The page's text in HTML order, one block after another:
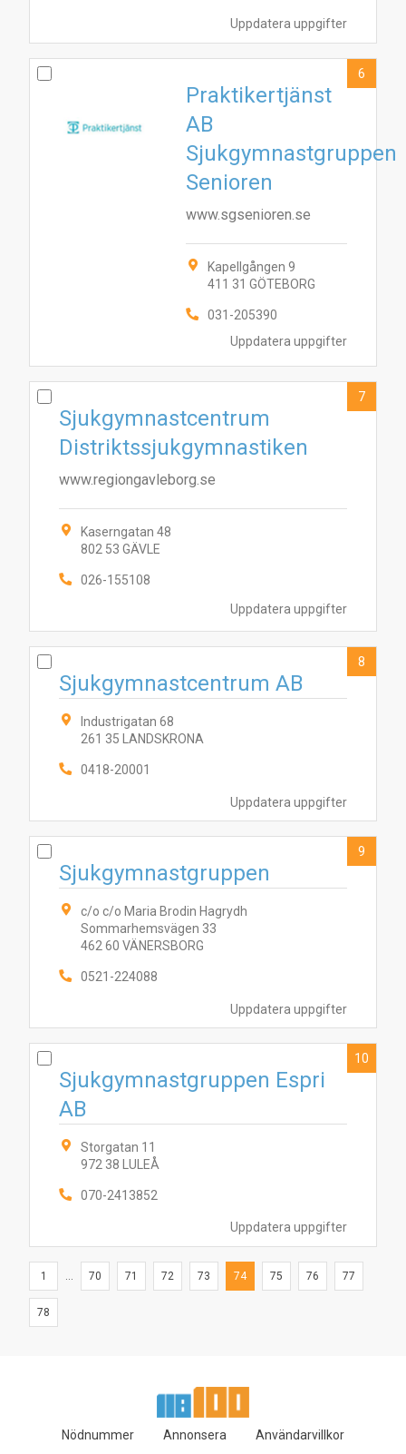
Uppdatera uppgifter
Uppdatera uppgifter
Praktikertjänst
AB
Sjukgymnastgruppen
Senioren
www.sgsenioren.se
Kapellgången 9
411 31 GÖTEBORG
031-205390
6
Uppdatera uppgifter
Sjukgymnastcentrum
Distriktssjukgymnastiken
www.regiongavleborg.se
Kaserngatan 48
802 53 GÄVLE
026-155108
7
Uppdatera uppgifter
Sjukgymnastcentrum AB
Industrigatan 68
261 35 LANDSKRONA
0418-20001
8
Uppdatera uppgifter
Sjukgymnastgruppen
c/o c/o Maria Brodin Hagrydh
Sommarhemsvägen 33
462 60 VÄNERSBORG
0521-224088
9
Uppdatera uppgifter
Sjukgymnastgruppen Espri
AB
Storgatan 11
972 38 LULEÅ
070-2413852
10
1 ... 70 71 72 73 74 75 76 77
78
1
2345
6
8
9
10
Nödnummer Annonsera Användarvillkor